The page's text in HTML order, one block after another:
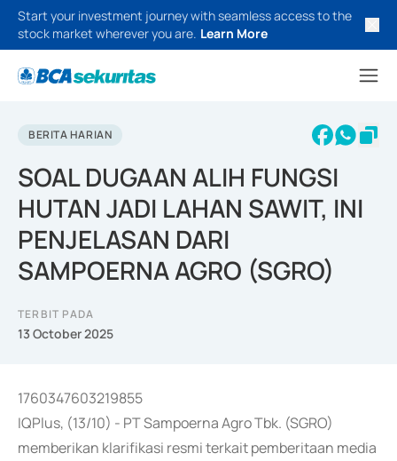
Start your investment journey with seamless access to the
stock market wherever you are. Learn More
BERITA HARIAN
SOAL DUGAAN ALIH FUNGSI
HUTAN JADI LAHAN SAWIT, INI
PENJELASAN DARI
SAMPOERNA AGRO (SGRO)
TERBIT PADA
13 October 2025
1760347603219855
IQPlus, (13/10) - PT Sampoerna Agro Tbk. (SGRO)
memberikan klarifikasi resmi terkait pemberitaan media